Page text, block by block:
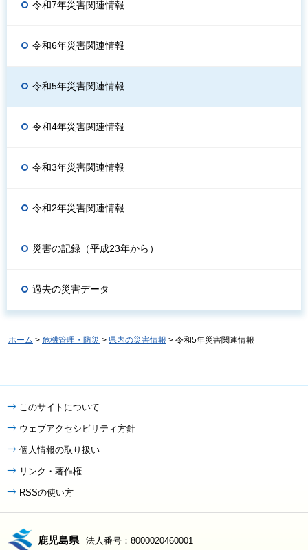
令和7年災害関連情報
令和6年災害関連情報
令和5年災害関連情報
令和4年災害関連情報
令和3年災害関連情報
令和2年災害関連情報
災害の記録（平成23年から）
過去の災害データ
ホーム > 危機管理・防災 > 県内の災害情報 > 令和5年災害関連情報
このサイトについて
ウェブアクセシビリティ方針
個人情報の取り扱い
リンク・著作権
RSSの使い方
鹿児島県 法人番号：8000020460001